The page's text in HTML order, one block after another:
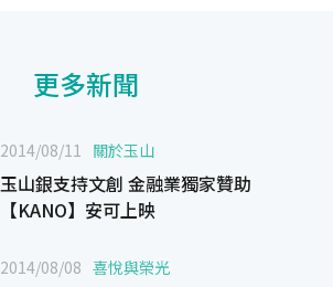
更多新聞
2014/08/11 關於玉山
玉山銀支持文創 金融業獨家贊助
【KANO】安可上映
2014/08/08 喜悅與榮光